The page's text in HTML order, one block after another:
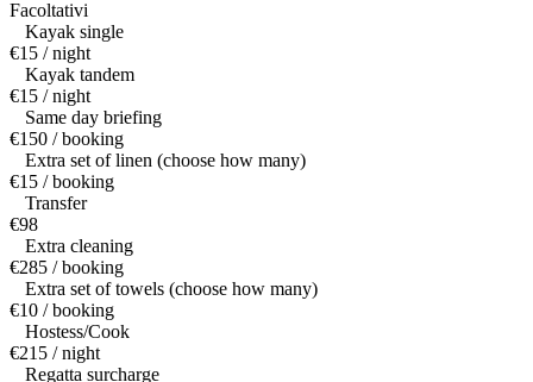
Facoltativi
Kayak single
€15 / night
Kayak tandem
€15 / night
Same day briefing
€150 / booking
Extra set of linen (choose how many)
€15 / booking
Transfer
€98
Extra cleaning
€285 / booking
Extra set of towels (choose how many)
€10 / booking
Hostess/Cook
€215 / night
Regatta surcharge